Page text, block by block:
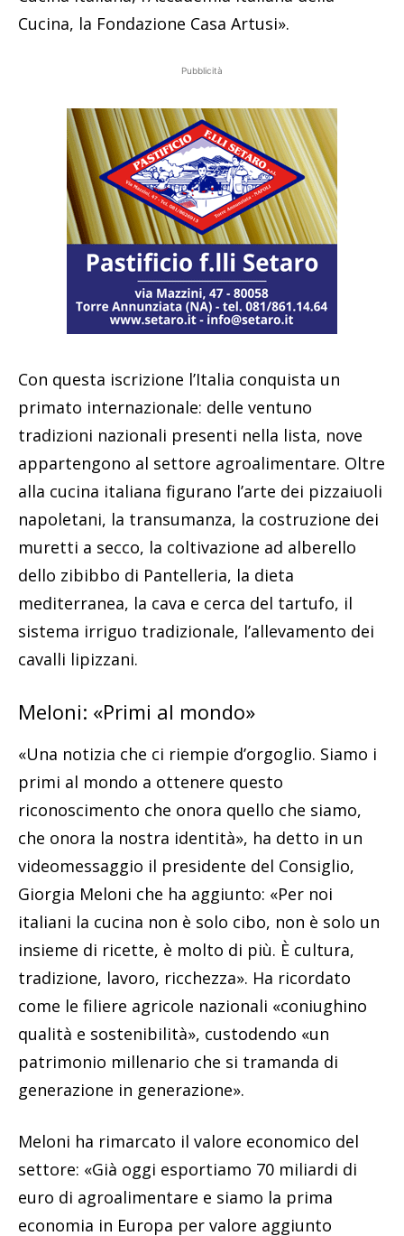
Cucina, la Fondazione Casa Artusi».
Pubblicità
Con questa iscrizione l’Italia conquista un
primato internazionale: delle ventuno
tradizioni nazionali presenti nella lista, nove
appartengono al settore agroalimentare. Oltre
alla cucina italiana figurano l’arte dei pizzaiuoli
napoletani, la transumanza, la costruzione dei
muretti a secco, la coltivazione ad alberello
dello zibibbo di Pantelleria, la dieta
mediterranea, la cava e cerca del tartufo, il
sistema irriguo tradizionale, l’allevamento dei
cavalli lipizzani.
Meloni: «Primi al mondo»
«Una notizia che ci riempie d’orgoglio. Siamo i
primi al mondo a ottenere questo
riconoscimento che onora quello che siamo,
che onora la nostra identità», ha detto in un
videomessaggio il presidente del Consiglio,
Giorgia Meloni che ha aggiunto: «Per noi
italiani la cucina non è solo cibo, non è solo un
insieme di ricette, è molto di più. È cultura,
tradizione, lavoro, ricchezza». Ha ricordato
come le filiere agricole nazionali «coniughino
qualità e sostenibilità», custodendo «un
patrimonio millenario che si tramanda di
generazione in generazione».
Meloni ha rimarcato il valore economico del
settore: «Già oggi esportiamo 70 miliardi di
euro di agroalimentare e siamo la prima
economia in Europa per valore aggiunto